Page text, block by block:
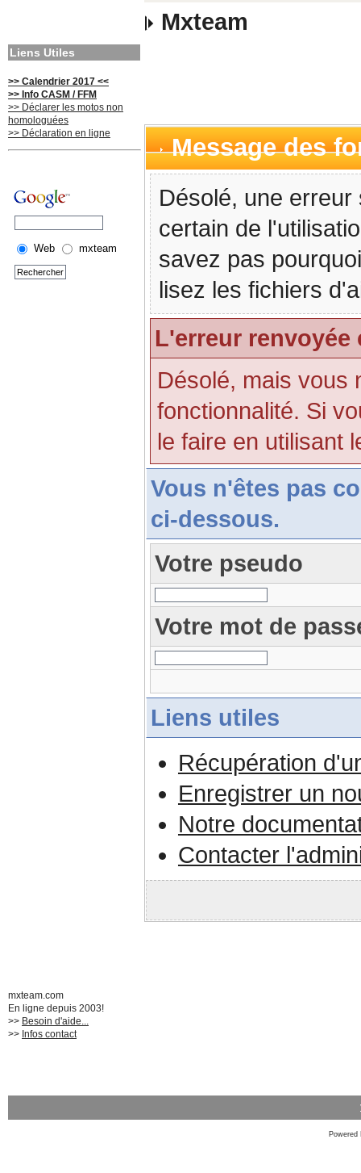
Liens Utiles
>> Calendrier 2017 <<
>> Info CASM / FFM
>> Déclarer les motos non
homologuées
>> Déclaration en ligne
Web mxteam
Mxteam
Message des
Désolé, une
certain de
savez pas
lisez les fichiers
L'erreur renvoyée
Désolé, mais vous
fonctionnalité. Si
le faire en utilisant
Vous n'êtes pas
ci-dessous.
Votre pseudo
Votre mot de
Liens utiles
Récupération
Enregistrer un
Notre
Contacter
mxteam.com
En ligne depuis 2003!
>> Besoin d'aide...
>> Infos contact